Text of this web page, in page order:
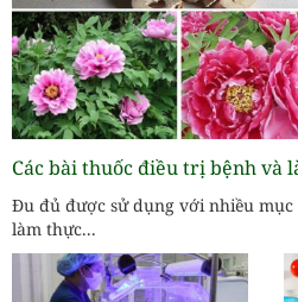
Các bài thuốc điều trị bệnh và
Đu đủ được sử dụng với nhiều
làm thực...